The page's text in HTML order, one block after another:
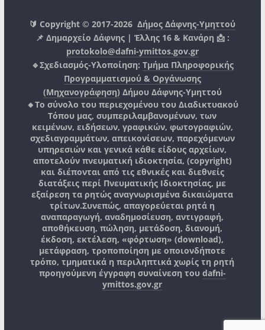
🔰 Copyright © 2017-2026Δήμος Δάφνης-Υμηττού
📌 Δημαρχείο Δάφνης | Έλλης 16 & Κανάρη 📩 :
protokolo@dafni-ymittos.gov.gr
🔹Σχεδιασμός-Υλοποίηση: Τμήμα Πληροφορικής
Προγραμματισμού & Οργάνωσης
(Μηχανογράφηση) Δήμου Δάφνης-Υμηττού
🔸Το σύνολο του περιεχομένου του Διαδικτυακού
Τόπου μας, συμπεριλαμβανομένων, των
κειμένων, ειδήσεων, γραφικών, φωτογραφιών,
σχεδιαγραμμάτων, απεικονίσεων, παρεχόμενων
υπηρεσιών και γενικά κάθε είδους αρχείων,
αποτελούν πνευματική ιδιοκτησία, (copyright)
και διέπονται από τις εθνικές και διεθνείς
διατάξεις περί Πνευματικής Ιδιοκτησίας, με
εξαίρεση τα ρητώς αναγνωρισμένα δικαιώματα
τρίτων.Συνεπώς, απαγορεύεται ρητά η
αναπαραγωγή, αναδημοσίευση, αντιγραφή,
αποθήκευση, πώληση, μετάδοση, διανομή,
έκδοση, εκτέλεση, «φόρτωση» (download),
μετάφραση, τροποποίηση με οποιονδήποτε
τρόπο, τμηματικά η περιληπτικά χωρίς τη ρητή
προηγούμενη έγγραφη συναίνεση του dafni-
ymittos.gov.gr